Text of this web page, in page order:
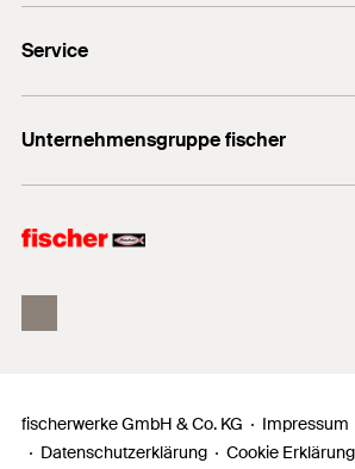
UltraCut FBS II
Service
Technische Beratung
Unternehmensgruppe fischer
fischertechnik
fischerwerke GmbH & Co. KG
Impressum
Datenschutzerklärung
Cookie Erklärung